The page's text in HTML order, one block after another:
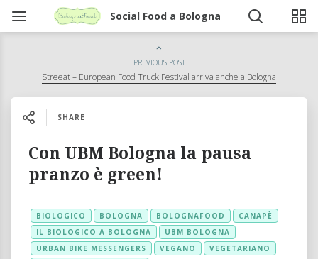
Social Food a Bologna
PREVIOUS POST
Streeat – European Food Truck Festival arriva anche a Bologna
SHARE
Con UBM Bologna la pausa
pranzo è green!
BIOLOGICO BOLOGNA BOLOGNAFOOD
CANAPÈ
IL BIOLOGICO A BOLOGNA
UBM BOLOGNA
URBAN BIKE MESSENGERS
VEGANO
VEGETARIANO